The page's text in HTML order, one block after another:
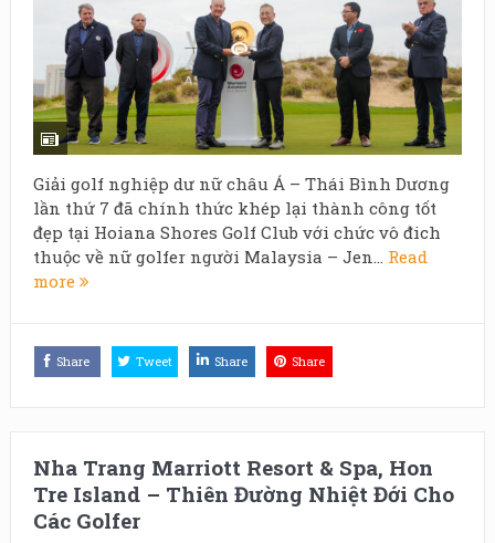
Giải golf nghiệp dư nữ châu Á – Thái Bình Dương
lần thứ 7 đã chính thức khép lại thành công tốt
đẹp tại Hoiana Shores Golf Club với chức vô đich
thuộc về nữ golfer người Malaysia – Jen... Read
more
Share Tweet Share Share
Nha Trang Marriott Resort & Spa, Hon
Tre Island – Thiên Đường Nhiệt Đới Cho
Các Golfer